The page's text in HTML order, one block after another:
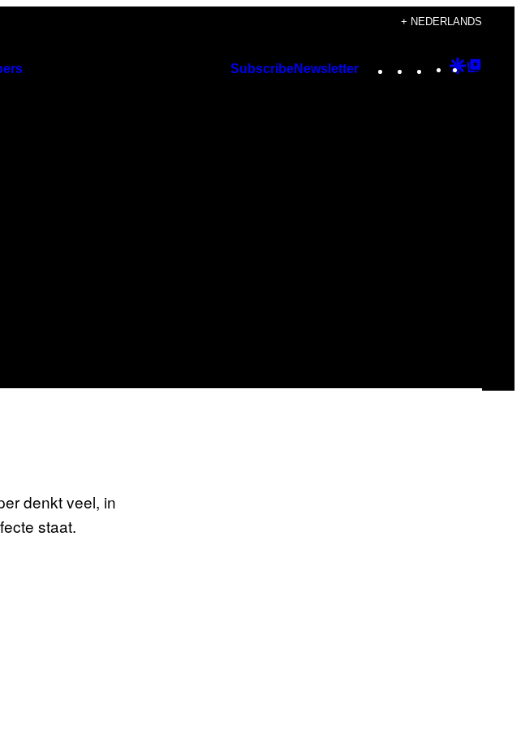
+ NEDERLANDS
SubscribeNewsletter Instagram
TikTok
YouTube
Google
denkt veel, in
staat.